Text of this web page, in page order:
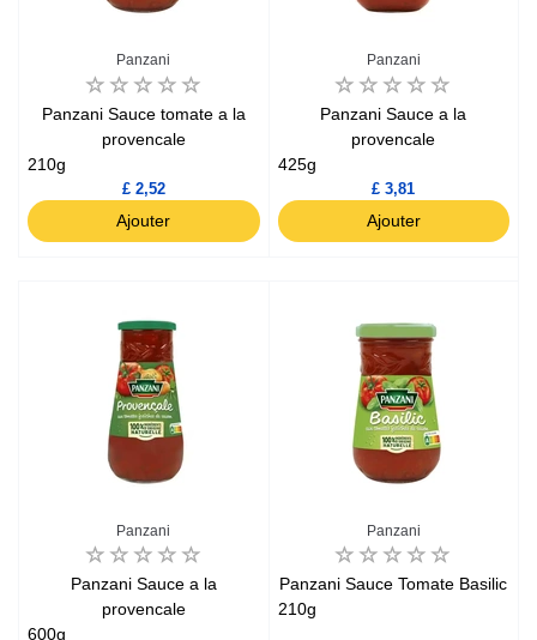
Panzani
Panzani Sauce tomate a la
provencale
210g
£ 2,52
Ajouter
Panzani
Panzani Sauce a la
provencale
425g
£ 3,81
Ajouter
Panzani
Panzani Sauce a la
provencale
600g
Panzani
Panzani Sauce Tomate Basilic
210g